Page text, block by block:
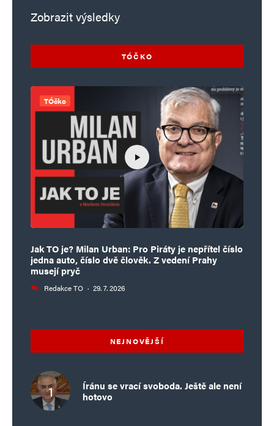
Zobrazit výsledky
TÓČKO
TÓčko
Jak TO je? Milan Urban: Pro Piráty je nepřítel číslo
jedna auto, číslo dvě člověk. Z vedení Prahy
musejí pryč
Redakce TO · 29. 7. 2026
NEJNOVĚJŠÍ
Íránu se vrací svoboda. Ještě ale není
hotovo